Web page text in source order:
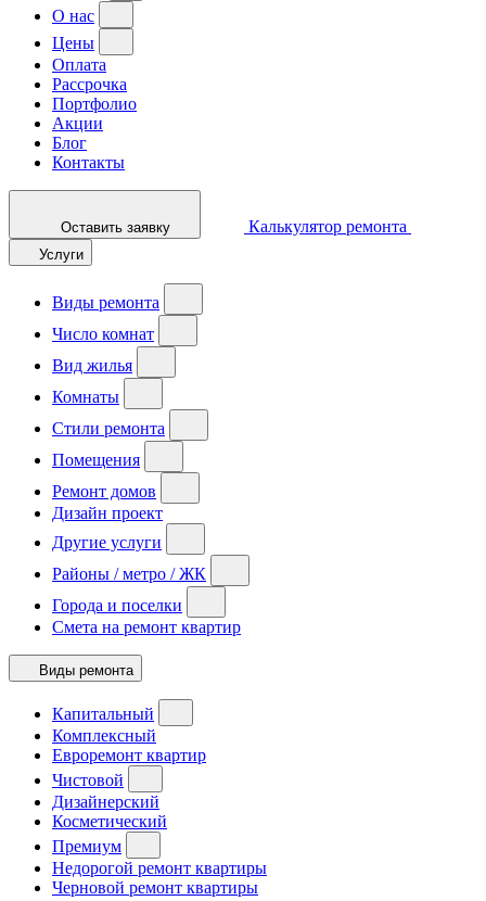
О нас
Цены
Оплата
Рассрочка
Портфолио
Акции
Блог
Контакты
Оставить заявку Калькулятор ремонта
Услуги
Виды ремонта
Число комнат
Вид жилья
Комнаты
Стили ремонта
Помещения
Ремонт домов
Дизайн проект
Другие услуги
Районы / метро / ЖК
Города и поселки
Смета на ремонт квартир
Виды ремонта
Капитальный
Комплексный
Евроремонт квартир
Чистовой
Дизайнерский
Косметический
Премиум
Недорогой ремонт квартиры
Черновой ремонт квартиры